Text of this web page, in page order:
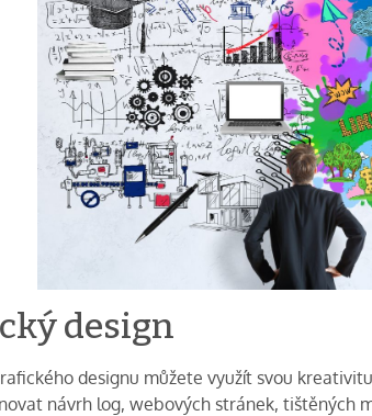
design
designu můžete využít svou
návrh log, webových stránek, tištěných